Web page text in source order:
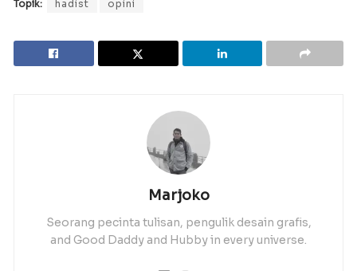
Topik: hadist opini
Marjoko
Seorang pecinta tulisan, pengulik desain grafis,
and Good Daddy and Hubby in every universe.